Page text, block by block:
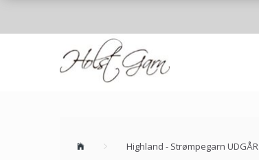
Highland - Strømpegarn UDGÅR